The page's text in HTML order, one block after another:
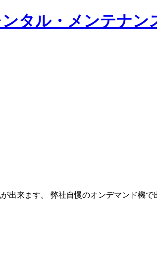
来ます。 弊社自慢のオンデマンド機